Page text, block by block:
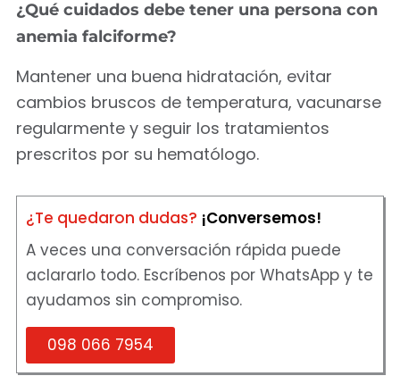
¿Qué cuidados debe tener una persona con
anemia falciforme?
Mantener una buena hidratación, evitar
cambios bruscos de temperatura, vacunarse
regularmente y seguir los tratamientos
prescritos por su hematólogo.
¿Te quedaron dudas? ¡Conversemos!
A veces una conversación rápida puede
aclararlo todo. Escríbenos por WhatsApp y te
ayudamos sin compromiso.
098 066 7954